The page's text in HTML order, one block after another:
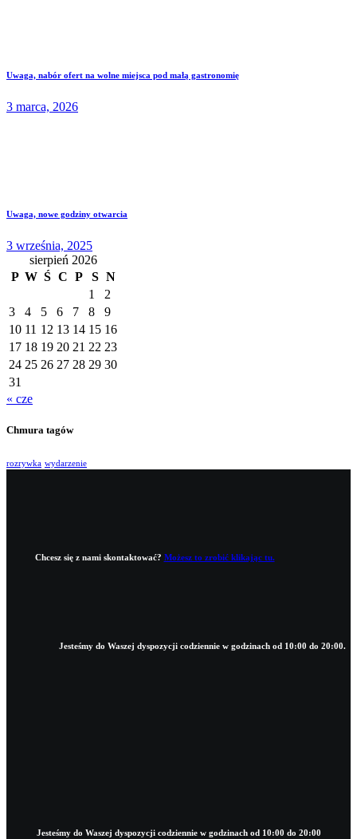
Uwaga, nabór ofert na wolne miejsca pod małą gastronomię
3 marca, 2026
Uwaga, nowe godziny otwarcia
3 września, 2025
sierpień 2026
P W Ś C P S N
1
2
3
4 5 6 7 8
9
10 11 12 13 14 15 16
17 18 19 20 21 22 23
24 25 26 27 28 29 30
31
« cze
Chmura tagów
rozrywka wydarzenie
Chcesz się z nami skontaktować? Możesz to zrobić klikając tu.
Jesteśmy do Waszej dyspozycji codziennie w godzinach od 10:00 do 20:00.
Jesteśmy do Waszej dyspozycji codziennie w godzinach od 10:00 do 20:00